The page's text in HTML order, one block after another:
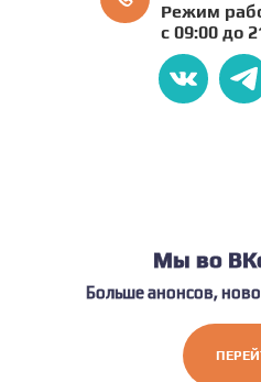
Режим
с 09:00 до
Мы во
Больше анонсов,